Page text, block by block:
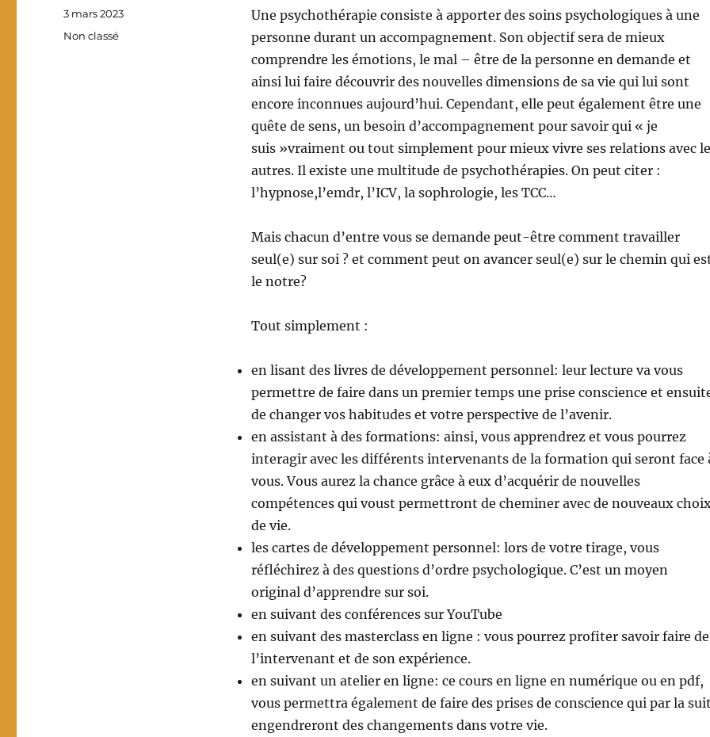
Une psychothérapie consiste à apporter des soins psychologiques à une
personne durant un accompagnement. Son objectif sera de mieux
comprendre les émotions, le mal – être de la personne en demande et
ainsi lui faire découvrir des nouvelles dimensions de sa vie qui lui sont
encore inconnues aujourd’hui. Cependant, elle peut également être une
quête de sens, un besoin d’accompagnement pour savoir qui « je
suis »vraiment ou tout simplement pour mieux vivre ses relations avec
autres. Il existe une multitude de psychothérapies. On peut citer :
l’hypnose,l’emdr, l’ICV, la sophrologie, les TCC…
Mais chacun d’entre vous se demande peut-être comment travailler
seul(e) sur soi ? et comment peut on avancer seul(e) sur le chemin qui
le notre?
Tout simplement :
en lisant des livres de développement personnel: leur lecture va vous
permettre de faire dans un premier temps une prise conscience et
de changer vos habitudes et votre perspective de l’avenir.
en assistant à des formations: ainsi, vous apprendrez et vous pourrez
interagir avec les différents intervenants de la formation qui seront face
vous. Vous aurez la chance grâce à eux d’acquérir de nouvelles
compétences qui voust permettront de cheminer avec de nouveaux
de vie.
les cartes de développement personnel: lors de votre tirage, vous
réfléchirez à des questions d’ordre psychologique. C’est un moyen
original d’apprendre sur soi.
en suivant des conférences sur YouTube
en suivant des masterclass en ligne : vous pourrez profiter savoir faire de
l’intervenant et de son expérience.
en suivant un atelier en ligne: ce cours en ligne en numérique ou en pdf,
vous permettra également de faire des prises de conscience qui par la
engendreront des changements dans votre vie.
Publié
le
3 mars 2023
Catégories
Non classé